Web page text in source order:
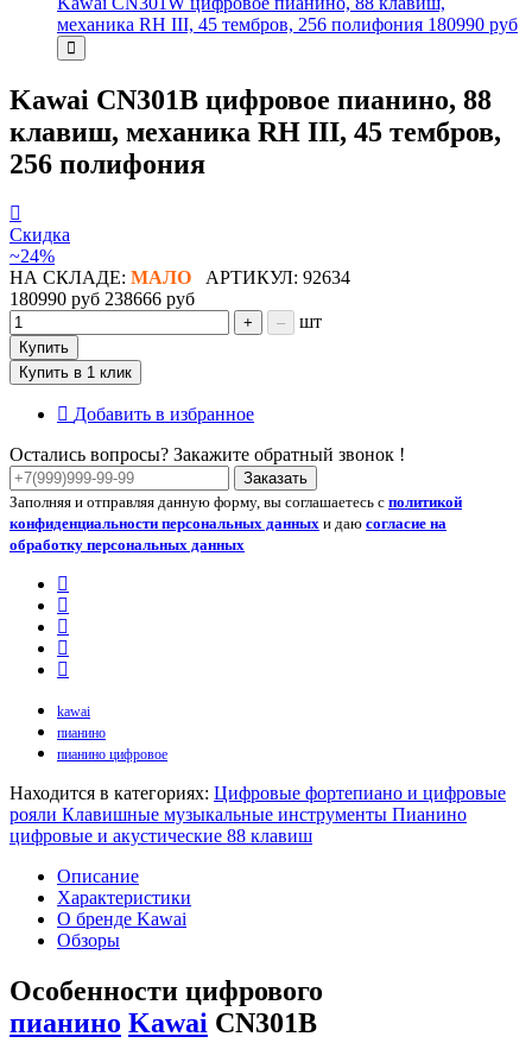
механика RH III, 45 тембров, 256 полифония 180990 руб
Kawai CN301B цифровое пианино, 88
клавиш, механика RH III, 45 тембров,
256 полифония
Скидка
~24%
НА СКЛАДЕ: МАЛО АРТИКУЛ: 92634
180990 руб 238666 руб
+ – шт
Купить
Купить в 1 клик
Добавить в избранное
Остались вопросы? Закажите обратный звонок !
Заказать
Заполняя и отправляя данную форму, вы соглашаетесь с политикой
конфиденциальности персональных данных и даю согласие на
обработку персональных данных
kawai
пианино
пианино цифровое
Находится в категориях: Цифровые фортепиано и цифровые
рояли Клавишные музыкальные инструменты Пианино
цифровые и акустические 88 клавиш
Описание
Характеристики
О бренде Kawai
Обзоры
Особенности цифрового
пианино Kawai CN301B